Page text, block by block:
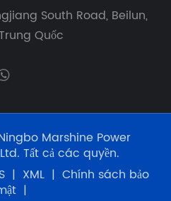
South Road, Beilun,
Quốc
Marshine Power
Tất cả các quyền.
| XML | Chính sách bảo
|